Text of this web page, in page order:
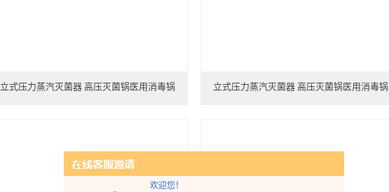
欢迎您！
立式压力蒸汽灭菌器 高压灭菌锅医用消毒锅 立式压力蒸汽灭菌器 高压灭菌锅医用消毒锅